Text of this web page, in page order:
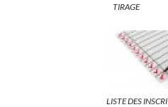
TIRAGE
LISTE DES